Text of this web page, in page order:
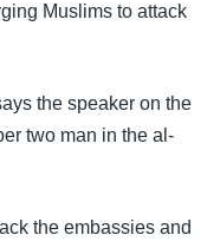
Muslims to attack
the speaker on the
two man in the al-
the embassies and